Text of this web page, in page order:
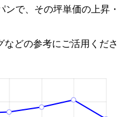
で、その坪単価の上昇・
どの参考にご活用くださ